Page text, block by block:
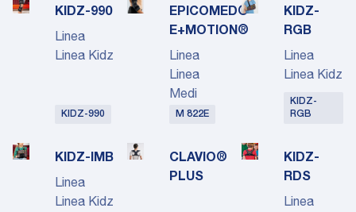
KIDZ-990
Linea
Linea Kidz
KIDZ-990
EPICOMED®
E+MOTION®
Linea
Linea
Medi
M 822E
KIDZ-
RGB
Linea
Linea Kidz
KIDZ-
RGB
KIDZ-IMB
Linea
Linea Kidz
CLAVIO®
PLUS
KIDZ-
RDS
Linea